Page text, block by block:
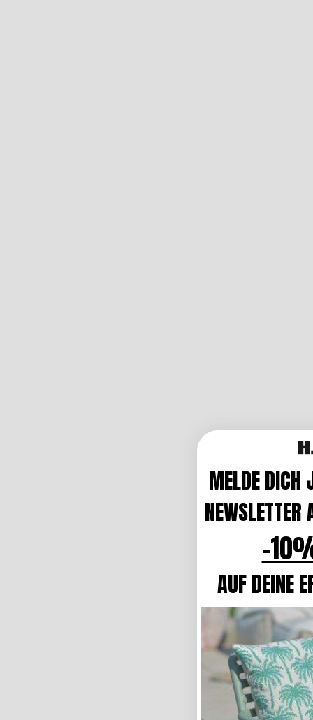
MELDE DICH
NEWSLETTER
-
AUF DEINE